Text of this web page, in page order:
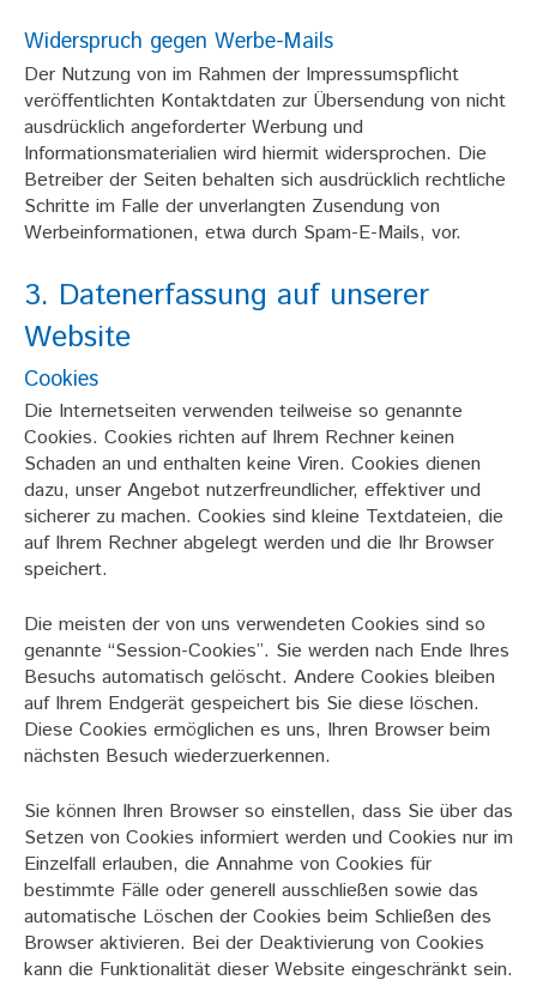
Widerspruch gegen Werbe-Mails
Der Nutzung von im Rahmen der Impressumspflicht
veröffentlichten Kontaktdaten zur Übersendung von nicht
ausdrücklich angeforderter Werbung und
Informationsmaterialien wird hiermit widersprochen. Die
Betreiber der Seiten behalten sich ausdrücklich rechtliche
Schritte im Falle der unverlangten Zusendung von
Werbeinformationen, etwa durch Spam-E-Mails, vor.
3. Datenerfassung auf unserer
Website
Cookies
Die Internetseiten verwenden teilweise so genannte
Cookies. Cookies richten auf Ihrem Rechner keinen
Schaden an und enthalten keine Viren. Cookies dienen
dazu, unser Angebot nutzerfreundlicher, effektiver und
sicherer zu machen. Cookies sind kleine Textdateien, die
auf Ihrem Rechner abgelegt werden und die Ihr Browser
speichert.
Die meisten der von uns verwendeten Cookies sind so
genannte “Session-Cookies”. Sie werden nach Ende Ihres
Besuchs automatisch gelöscht. Andere Cookies bleiben
auf Ihrem Endgerät gespeichert bis Sie diese löschen.
Diese Cookies ermöglichen es uns, Ihren Browser beim
nächsten Besuch wiederzuerkennen.
Sie können Ihren Browser so einstellen, dass Sie über das
Setzen von Cookies informiert werden und Cookies nur im
Einzelfall erlauben, die Annahme von Cookies für
bestimmte Fälle oder generell ausschließen sowie das
automatische Löschen der Cookies beim Schließen des
Browser aktivieren. Bei der Deaktivierung von Cookies
kann die Funktionalität dieser Website eingeschränkt sein.